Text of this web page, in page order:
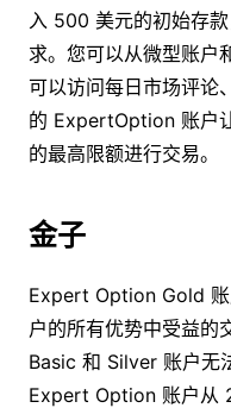
入 500 美元的初始存
求。您可以从微型账户
可以访问每日市场评论
的 ExpertOption 账户
的最高限额进行交易。
金子
Expert Option Gold
户的所有优势中受益的
Basic 和 Silver 账户无
Expert Option 账户从